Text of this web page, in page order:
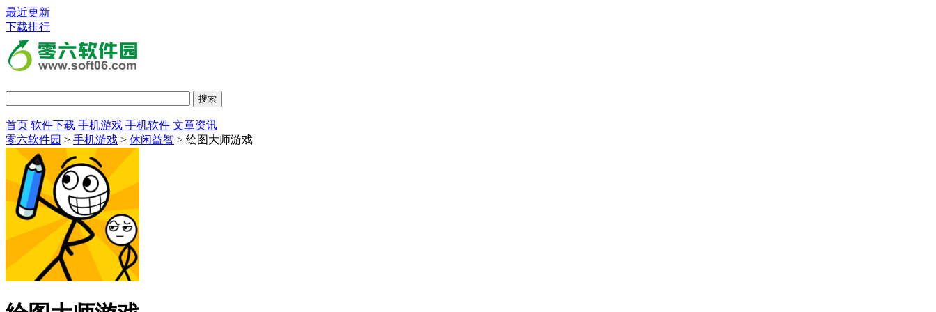
最近更新
下载排行
首页 软件下载 手机游戏 手机软件 文章资讯
零六软件园 > 手机游戏 > 休闲益智 > 绘图大师游戏